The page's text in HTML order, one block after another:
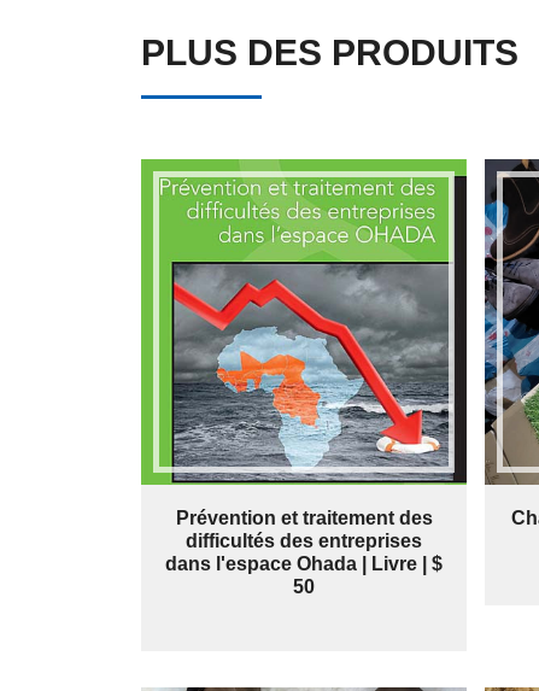
PLUS DES PRODUITS
Prévention et traitement des
difficultés des entreprises
dans l'espace Ohada | Livre | $
50